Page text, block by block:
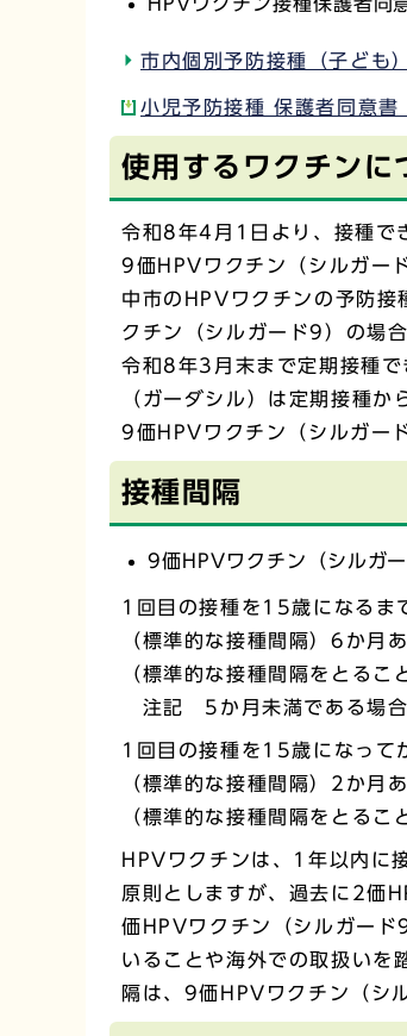
HPVワクチン接種保護者同
市内個別予防接種（子ども
小児予防接種 保護者同意
使用するワクチンに
令和8年4月1日より、接種で
9価HPVワクチン（シルガー
中市のHPVワクチンの予防
クチン（シルガード9）の場
令和8年3月末まで定期接種
（ガーダシル）は定期接種か
9価HPVワクチン（シルガー
接種間隔
9価HPVワクチン（シルガー
1回目の接種を15歳になるま
（標準的な接種間隔）6か月
（標準的な接種間隔をとる
注記 5か月未満である場合
1回目の接種を15歳になって
（標準的な接種間隔）2か月
（標準的な接種間隔をとる
HPVワクチンは、1年以内に
原則としますが、過去に2価
価HPVワクチン（シルガード
いることや海外での取扱いを
隔は、9価HPVワクチン（シ